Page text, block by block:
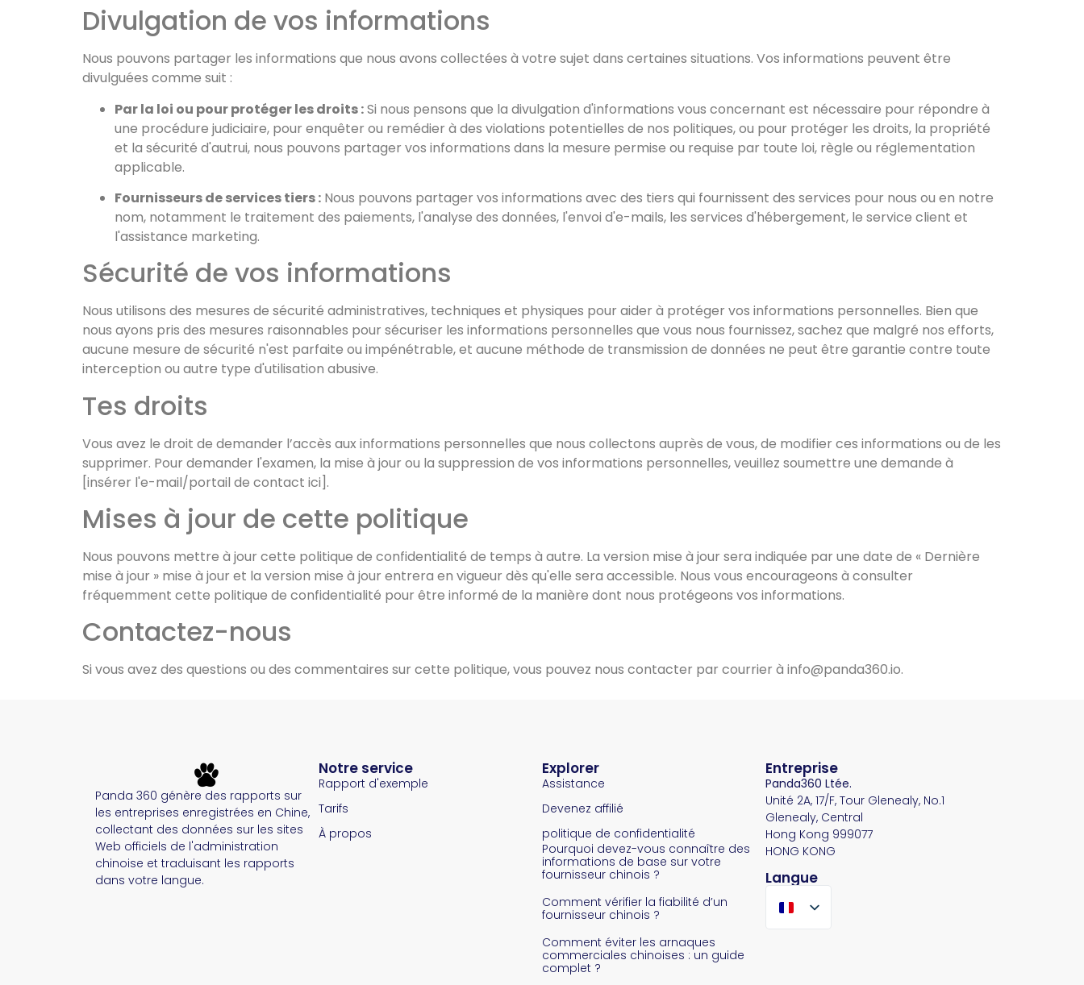
Divulgation de vos informations
Nous pouvons partager les informations que nous avons collectées à votre sujet dans certaines situations. Vos informations peuvent être
divulguées comme suit :
Par la loi ou pour protéger les droits :Si nous pensons que la divulgation d'informations vous concernant est nécessaire pour répondre à
une procédure judiciaire, pour enquêter ou remédier à des violations potentielles de nos politiques, ou pour protéger les droits, la propriété
et la sécurité d'autrui, nous pouvons partager vos informations dans la mesure permise ou requise par toute loi, règle ou réglementation
applicable.
Fournisseurs de services tiers : Nous pouvons partager vos informations avec des tiers qui fournissent des services pour nous ou en notre
nom, notamment le traitement des paiements, l'analyse des données, l'envoi d'e-mails, les services d'hébergement, le service client et
l'assistance marketing.
Sécurité de vos informations
Nous utilisons des mesures de sécurité administratives, techniques et physiques pour aider à protéger vos informations personnelles. Bien que
nous ayons pris des mesures raisonnables pour sécuriser les informations personnelles que vous nous fournissez, sachez que malgré nos efforts,
aucune mesure de sécurité n'est parfaite ou impénétrable, et aucune méthode de transmission de données ne peut être garantie contre toute
interception ou autre type d'utilisation abusive.
Tes droits
Vous avez le droit de demander l’accès aux informations personnelles que nous collectons auprès de vous, de modifier ces informations ou de les
supprimer. Pour demander l'examen, la mise à jour ou la suppression de vos informations personnelles, veuillez soumettre une demande à
[insérer l'e-mail/portail de contact ici].
Mises à jour de cette politique
Nous pouvons mettre à jour cette politique de confidentialité de temps à autre. La version mise à jour sera indiquée par une date de « Dernière
mise à jour » mise à jour et la version mise à jour entrera en vigueur dès qu'elle sera accessible. Nous vous encourageons à consulter
fréquemment cette politique de confidentialité pour être informé de la manière dont nous protégeons vos informations.
Contactez-nous
Si vous avez des questions ou des commentaires sur cette politique, vous pouvez nous contacter par courrier à info@panda360.io.
Panda 360 génère des rapports sur
les entreprises enregistrées en Chine,
collectant des données sur les sites
Web officiels de l'administration
chinoise et traduisant les rapports
dans votre langue.
Notre service
Rapport d'exemple
Tarifs
À propos
Explorer
Assistance
Devenez affilié
politique de confidentialité
Pourquoi devez-vous connaître des
informations de base sur votre
fournisseur chinois ?
Comment vérifier la fiabilité d’un
fournisseur chinois ?
Comment éviter les arnaques
commerciales chinoises : un guide
complet ?
Entreprise
Panda360 Ltée.
Unité 2A, 17/F, Tour Glenealy, No.1
Glenealy, Central
Hong Kong 999077
HONG KONG
Langue